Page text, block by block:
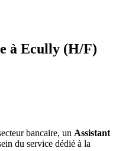
à Ecully (H/F)
bancaire, un Assistant
du service dédié à la